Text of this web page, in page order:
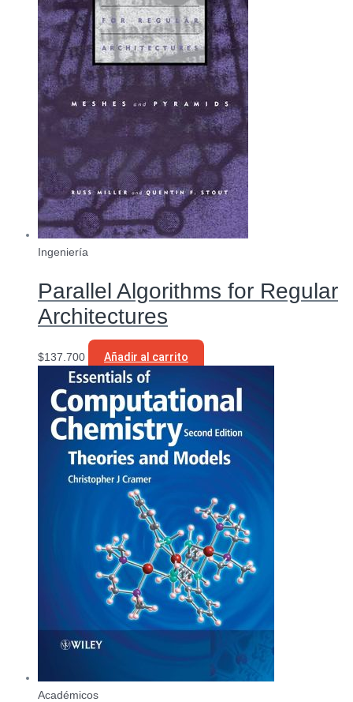
Ingeniería
Parallel Algorithms for Regular
Architectures
$137.700 Añadir al carrito
Académicos